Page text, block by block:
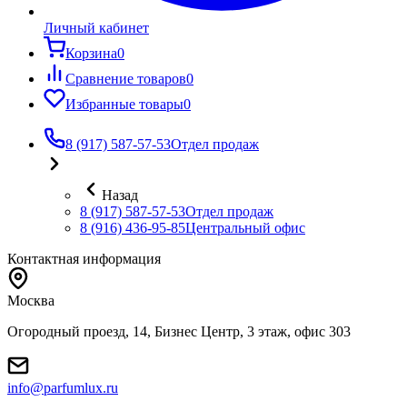
Личный кабинет
Корзина0
Сравнение товаров0
Избранные товары0
8 (917) 587-57-53Отдел продаж
Назад
8 (917) 587-57-53Отдел продаж
8 (916) 436-95-85Центральный офис
Контактная информация
Москва
Огородный проезд, 14, Бизнес Центр, 3 этаж, офис 303
info@parfumlux.ru